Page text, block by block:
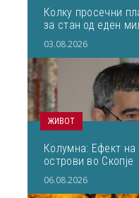
Колку просечни
за стан од еден
03.08.2026
ЖИВОТ
Колумна: Ефект на
острови во Скопје
06.08.2026